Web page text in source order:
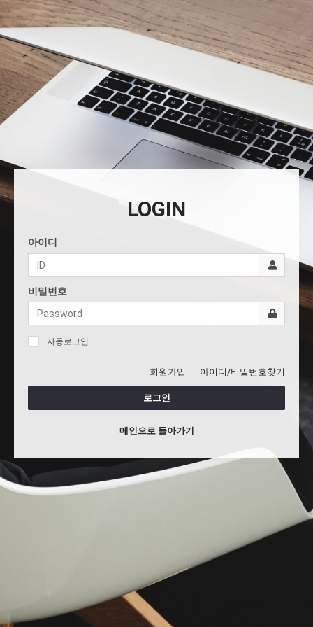
LOGIN
아이디
비밀번호
자동로그인
회원가입 아이디/비밀번호찾기
로그인
메인으로 돌아가기